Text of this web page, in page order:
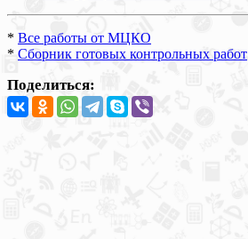
* Все работы от МЦКО
* Сборник готовых контрольных работ
Поделиться: